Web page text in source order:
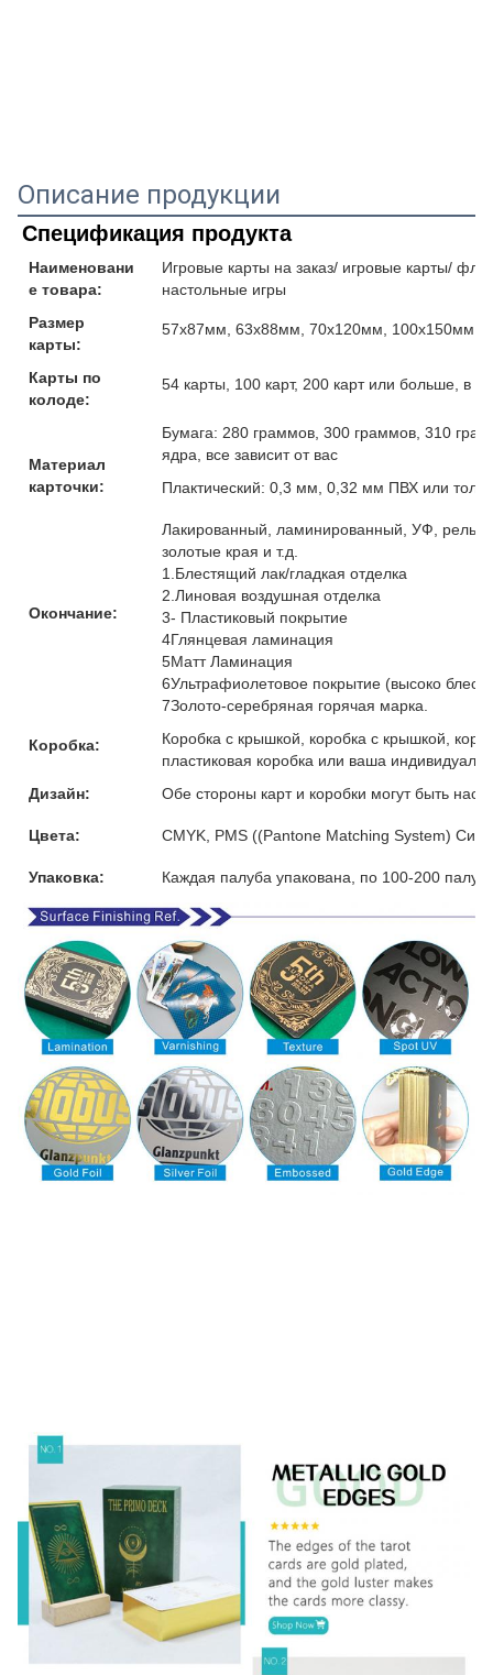
Описание продукции
Спецификация продукта
Наименовани
е товара:
Игровые карты на заказ/ игровые карты/
настольные игры
Размер
карты:
57x87мм, 63x88мм, 70x120мм, 100x150мм
Карты по
колоде:
54 карты, 100 карт, 200 карт или больше, в
Материал
карточки:
Бумага: 280 граммов, 300 граммов, 310
ядра, все зависит от вас
Плактический: 0,3 мм, 0,32 мм ПВХ или
Окончание:
Лакированный, ламинированный, УФ,
золотые края и т.д.
1.Блестящий лак/гладкая отделка
2.Линовая воздушная отделка
3- Пластиковый покрытие
4Глянцевая ламинация
5Матт Ламинация
6Ультрафиолетовое покрытие (высоко
7Золото-серебряная горячая марка.
Коробка:
Коробка с крышкой, коробка с крышкой,
пластиковая коробка или ваша
Дизайн:
Обе стороны карт и коробки могут быть
Цвета: CMYK, PMS ((Pantone Matching System)
Упаковка: Каждая палуба упакована, по 100-200 палуб